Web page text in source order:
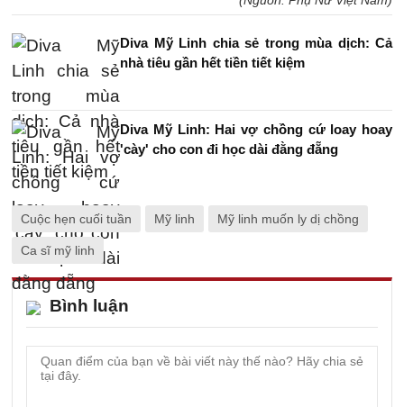
Diva Mỹ Linh chia sẻ trong mùa dịch: Cả
nhà tiêu gần hết tiền tiết kiệm
Diva Mỹ Linh: Hai vợ chồng cứ loay hoay
'cày' cho con đi học dài đằng đẵng
Cuộc hẹn cuối tuần Mỹ linh Mỹ linh muốn ly dị chồng
Ca sĩ mỹ linh
Bình luận